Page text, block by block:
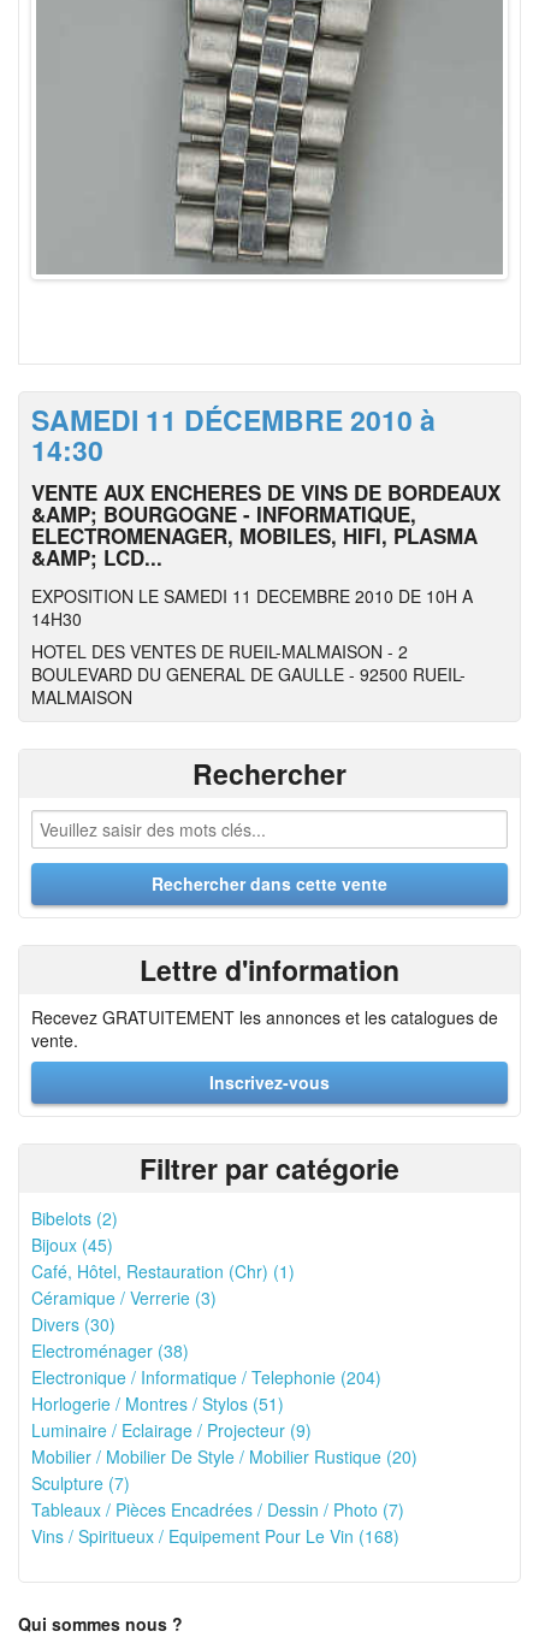
SAMEDI 11 DÉCEMBRE 2010 à
14:30
VENTE AUX ENCHERES DE VINS DE BORDEAUX
&AMP; BOURGOGNE - INFORMATIQUE,
ELECTROMENAGER, MOBILES, HIFI, PLASMA
&AMP; LCD...
EXPOSITION LE SAMEDI 11 DECEMBRE 2010 DE 10H A
14H30
HOTEL DES VENTES DE RUEIL-MALMAISON - 2
BOULEVARD DU GENERAL DE GAULLE - 92500 RUEIL-
MALMAISON
Rechercher
Lettre d'information
Recevez GRATUITEMENT les annonces et les catalogues de
vente.
Inscrivez-vous
Filtrer par catégorie
Bibelots (2)
Bijoux (45)
Café, Hôtel, Restauration (Chr) (1)
Céramique / Verrerie (3)
Divers (30)
Electroménager (38)
Electronique / Informatique / Telephonie (204)
Horlogerie / Montres / Stylos (51)
Luminaire / Eclairage / Projecteur (9)
Mobilier / Mobilier De Style / Mobilier Rustique (20)
Sculpture (7)
Tableaux / Pièces Encadrées / Dessin / Photo (7)
Vins / Spiritueux / Equipement Pour Le Vin (168)
Qui sommes nous ?